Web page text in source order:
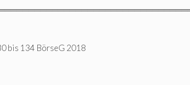
bis 134 BörseG 2018